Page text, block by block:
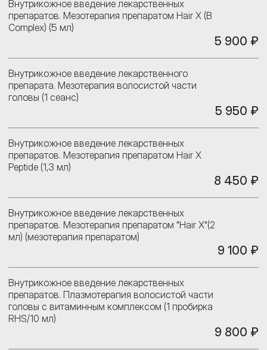
Внутрикожное введение лекарственных
препаратов. Мезотерапия препаратом Hair X (B
Complex) (5 мл)
5 900 ₽
Внутрикожное введение лекарственного
препарата. Мезотерапия волосистой части
головы (1 сеанс)
5 950 ₽
Внутрикожное введение лекарственных
препаратов. Мезотерапия препаратом Hair X
Peptide (1,3 мл)
8 450 ₽
Внутрикожное введение лекарственных
препаратов. Мезотерапия препаратом "Hair X"(2
мл) (мезотерапия препаратом)
9 100 ₽
Внутрикожное введение лекарственных
препаратов. Плазмотерапия волосистой части
головы с витаминным комплексом (1 пробирка
RHS/10 мл)
9 800 ₽